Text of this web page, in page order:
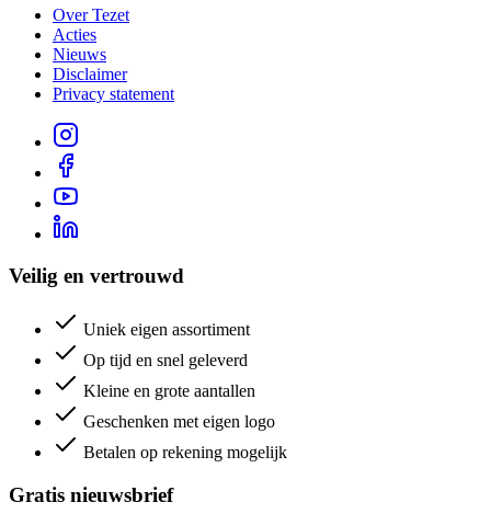
Over Tezet
Acties
Nieuws
Disclaimer
Privacy statement
Veilig en vertrouwd
Uniek eigen assortiment
Op tijd en snel geleverd
Kleine en grote aantallen
Geschenken met eigen logo
Betalen op rekening mogelijk
Gratis nieuwsbrief